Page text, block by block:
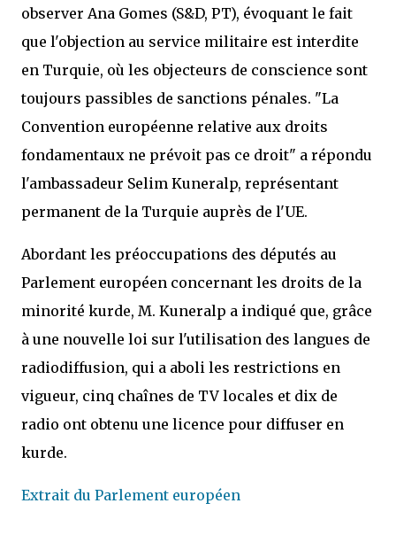
observer Ana Gomes (S&D, PT), évoquant le fait
que l'objection au service militaire est interdite
en Turquie, où les objecteurs de conscience sont
toujours passibles de sanctions pénales. "La
Convention européenne relative aux droits
fondamentaux ne prévoit pas ce droit" a répondu
l'ambassadeur Selim Kuneralp, représentant
permanent de la Turquie auprès de l'UE.
Abordant les préoccupations des députés au
Parlement européen concernant les droits de la
minorité kurde, M. Kuneralp a indiqué que, grâce
à une nouvelle loi sur l'utilisation des langues de
radiodiffusion, qui a aboli les restrictions en
vigueur, cinq chaînes de TV locales et dix de
radio ont obtenu une licence pour diffuser en
kurde.
Extrait du Parlement européen